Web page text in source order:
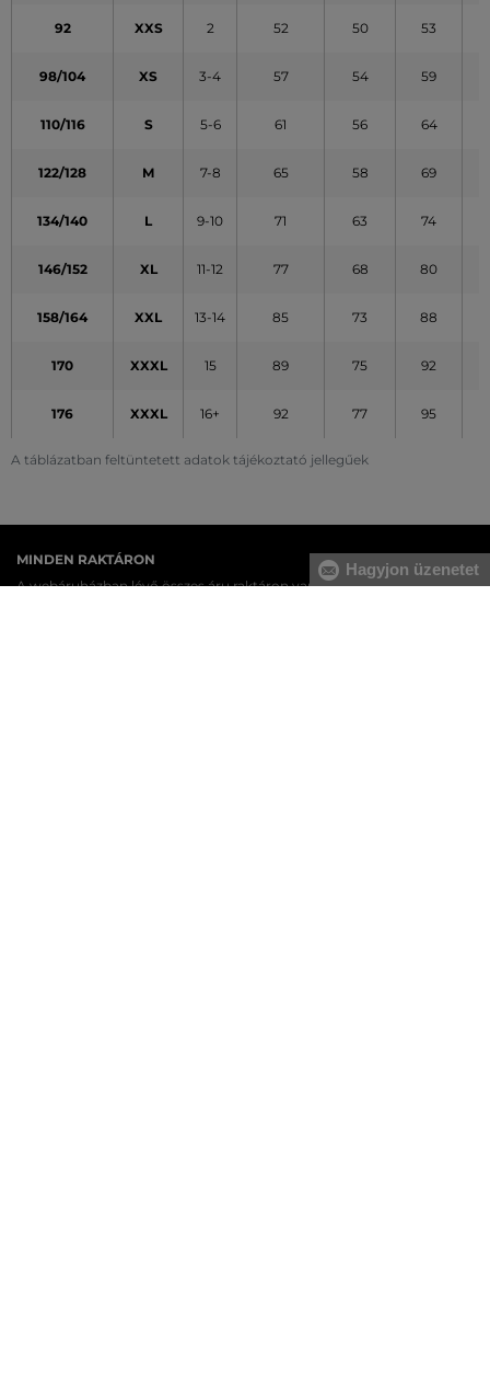
A táblázatban feltüntetett adatok tájékoztató jellegűek
92 XXS 2 52 50 53
98/104 XS 3-4 57 54 59
110/116 S 5-6 61 56 64
122/128 M 7-8 65 58 69
134/140 L 9-10 71 63 74
146/152 XL 11-12 77 68 80
158/164 XXL 13-14 85 73 88
170 XXXL 15 89 75 92
176 XXXL 16+ 92 77 95
MINDEN RAKTÁRON
A webáruházban lévő összes áru raktáron van.
Hagyjon üzenetet